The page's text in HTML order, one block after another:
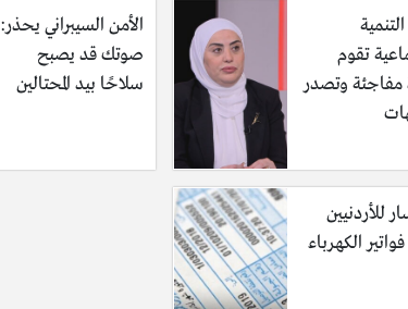
تقوم
مفاجئة وتصدر
الأمن السيبراني يحذر:
صوتك قد يصبح
سلاحًا بيد المحتالين
للأردنيين
الكهرباء